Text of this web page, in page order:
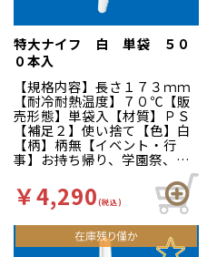
特大ナイフ 白 単袋 ５０
０本入
【規格内容】長さ１７３ｍｍ
【耐冷耐熱温度】７０℃【販
売形態】単袋入【材質】ＰＳ
【補足２】使い捨て【色】白
【柄】柄無【イベント・行
事】お持ち帰り、学園祭、バ
ザー、お祭り、夏祭り、文化
祭、屋台、出店、露店、ＢＢ
Ｑ、バーベキュー、パーティ
ー【商品特徴】イベント等の
容器のお供に！サラダやデザ
ートなど、多様にお使いいた
￥4,290(税込)